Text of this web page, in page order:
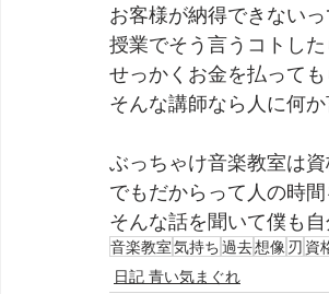
お客様が納得できない
授業でそう言うコトし
せっかくお金を払って
そんな講師なら人に何
ぶっちゃけ音楽教室は
でもだからって人の時
そんな話を聞いて僕も
音楽教室気持ち過去想像刃 資
日記 青い気まぐれ